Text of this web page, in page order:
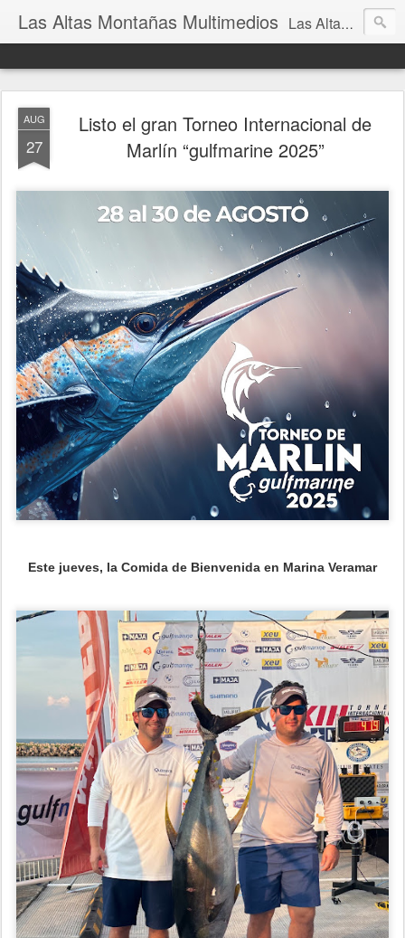
Las Altas Montañas Multimedios Las Altas Montañas Multimedios
AUG
27
Listo el gran Torneo Internacional de
Marlín “gulfmarine 2025”
Este jueves, la Comida de Bienvenida en Marina Veramar